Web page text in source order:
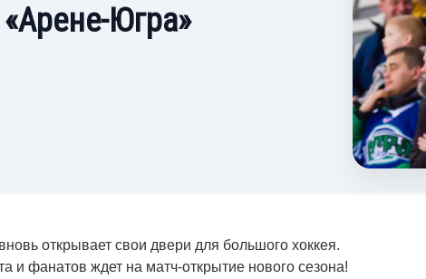
Югра»
открывает свои двери для большого хоккея.
и фанатов ждет на матч-открытие нового сезона!